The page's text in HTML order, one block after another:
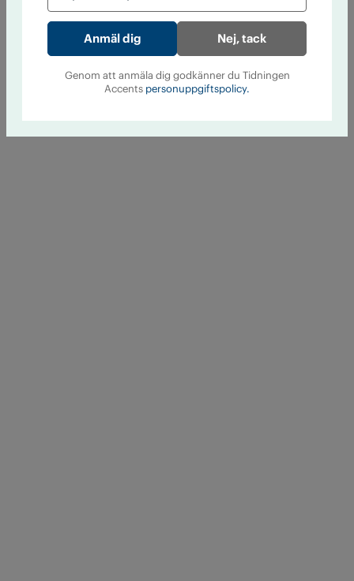
Nej, tack
Genom att anmäla dig godkänner du Tidningen
Accents personuppgiftspolicy.